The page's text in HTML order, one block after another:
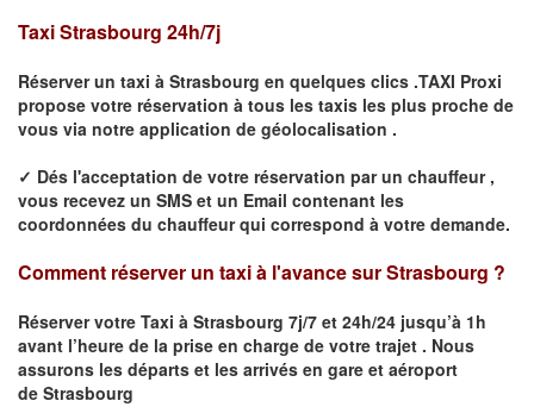
TaxiStrasbourg 24h/7j
Réserver un taxi à Strasbourg en quelques clics .TAXI Proxi
propose votre réservation à tous les taxis les plus proche de
vous via notre application de géolocalisation .
✓ Dés l'acceptation de votre réservation parun chauffeur ,
vous recevez un SMS et un Email contenant les
coordonnées du chauffeur qui correspond à votre demande.
Comment réserver un taxi à l'avance surStrasbourg ?
Réserver votre Taxi à Strasbourg 7j/7 et 24h/24 jusqu’à 1h
avant l’heure de la prise en charge de votre trajet . Nous
assurons les départs et les arrivés en gare et aéroport
de Strasbourg